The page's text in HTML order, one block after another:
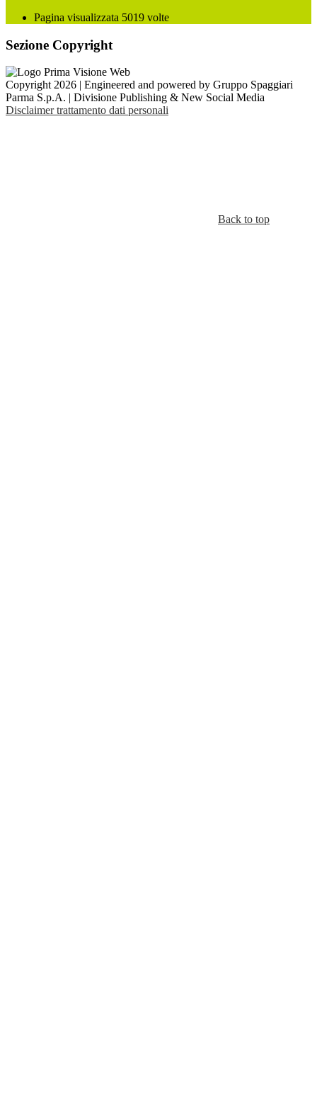
Pagina visualizzata 5019 volte
Sezione Copyright
Copyright 2026 | Engineered and powered by Gruppo Spaggiari
Parma S.p.A. | Divisione Publishing & New Social Media
Disclaimer trattamento dati personali
Back to top